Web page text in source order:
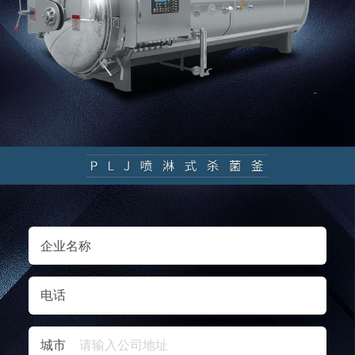
企业名称
电话
城市